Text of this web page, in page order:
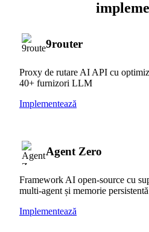
9router
Proxy de rutare AI API cu
40+ furnizori LLM
Implementează
Agent Zero
Framework AI open-source cu
multi-agent și memorie persistentă
Implementează